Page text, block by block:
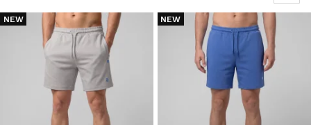
NEW NEW